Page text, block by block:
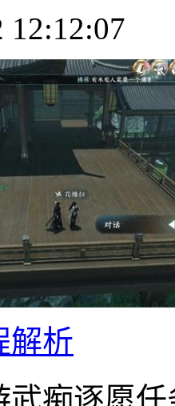
12:12:07
解析